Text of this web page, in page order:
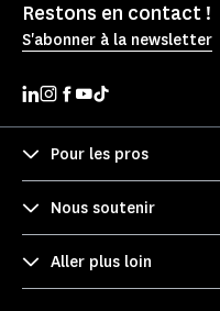
Restons en contact !
S'abonner à la newsletter
Pour les pros
Nous soutenir
Aller plus loin